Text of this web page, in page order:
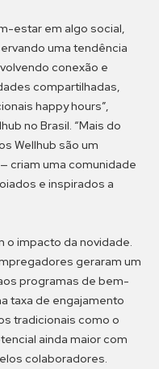
estar em algo social,
uma tendência
conexão e
compartilhadas,
happy hours”,
no Brasil. “Mais do
Wellhub são um
criam uma comunidade
e inspirados a
o impacto da novidade.
geraram um
programas de bem-
taxa de engajamento
tradicionais como o
ainda maior com
colaboradores.